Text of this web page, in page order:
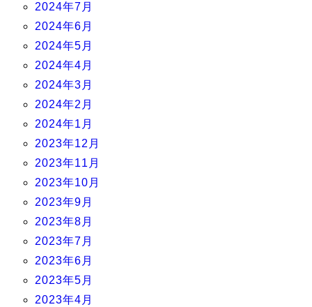
2024年7月
2024年6月
2024年5月
2024年4月
2024年3月
2024年2月
2024年1月
2023年12月
2023年11月
2023年10月
2023年9月
2023年8月
2023年7月
2023年6月
2023年5月
2023年4月